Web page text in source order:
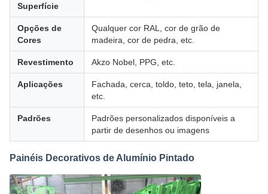
Superfície
Opções de
Cores
Qualquer cor RAL, cor de grão de
madeira, cor de pedra, etc.
Revestimento Akzo Nobel, PPG, etc.
Aplicações
Fachada, cerca, toldo, teto, tela, janela,
etc.
Padrões
Padrões personalizados disponíveis a
partir de desenhos ou imagens
Painéis Decorativos de Alumínio Pintado